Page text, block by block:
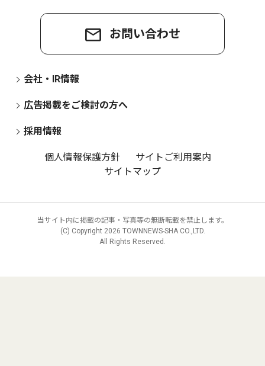
お問い合わせ
会社・IR情報
広告掲載をご検討の方へ
採用情報
個人情報保護方針
サイトご利用案内
サイトマップ
当サイト内に掲載の記事・写真等の無断転載を禁止します。
(C) Copyright 2026 TOWNNEWS-SHA CO.,LTD.
All Rights Reserved.